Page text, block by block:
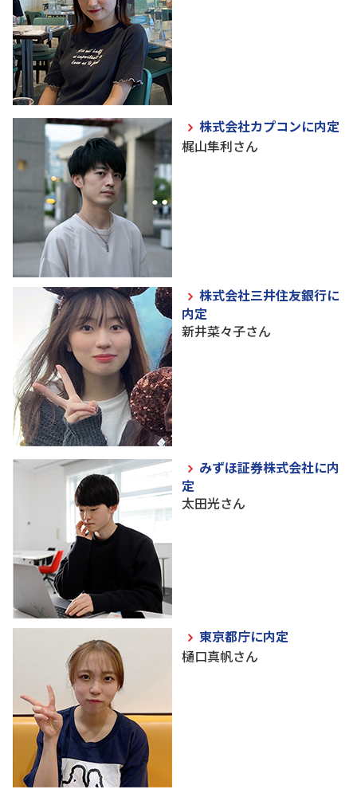
株式会社カプコンに内定
梶山隼利さん
株式会社三井住友銀行に
内定
新井菜々子さん
みずほ証券株式会社に内
定
太田光さん
東京都庁に内定
樋口真帆さん